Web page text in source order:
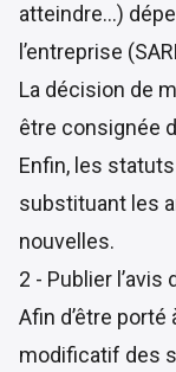
atteindre…)
l’entreprise
La décision de
être consignée
Enfin, les
substituant les
nouvelles.
2 - Publier
Afin d’être porté
modificatif des